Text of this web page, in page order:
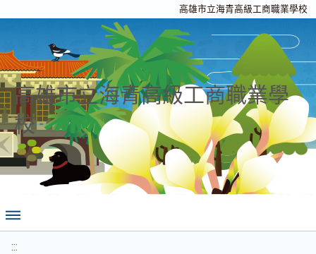
高雄市立海青高級工商職業學校
高雄市立海青高級工商職業學
校
:::